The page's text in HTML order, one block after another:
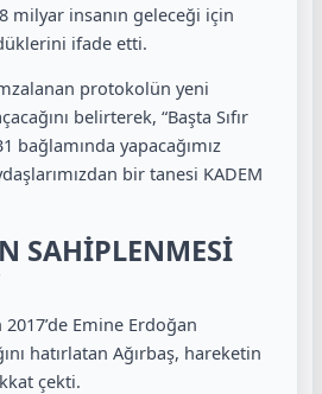
milyar insanın geleceği için
ifade etti.
protokolün yeni
belirterek, “Başta Sıfır
bağlamında yapacağımız
bir tanesi KADEM
SAHİPLENMESİ
2017’de Emine Erdoğan
hatırlatan Ağırbaş, hareketin
çekti.